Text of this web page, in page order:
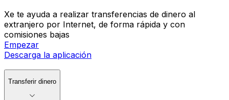
Xe te ayuda a realizar transferencias de dinero al
extranjero por Internet, de forma rápida y con
comisiones bajas
Empezar
Descarga la aplicación
Transferir dinero